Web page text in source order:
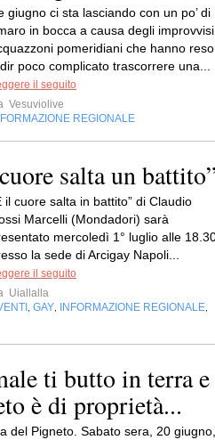
giugno ci sta lasciando con un po’ di
in bocca a causa degli improvvisi
pomeridiani che hanno reso
poco complicato trascorrere una...
il seguito
Vesuviolive
REGIONALE
salta un
il cuore salta in battito” di Claudio
Marcelli (Mondadori) sarà
mercoledì 1° luglio alle
la sede di Arcigay Napoli...
il seguito
Uiallalla
GAY INFORMAZIONE REGIONALE
ti butto in terra e
è di proprietà...
del Pigneto. Sabato sera, 20 giugno,